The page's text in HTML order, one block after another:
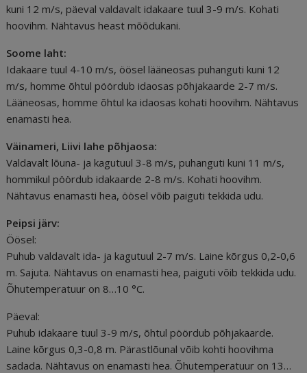
kuni 12 m/s, päeval valdavalt idakaare tuul 3-9 m/s. Kohati
hoovihm. Nähtavus heast mõõdukani.
Soome laht:
Idakaare tuul 4-10 m/s, öösel lääneosas puhanguti kuni 12
m/s, homme õhtul pöördub idaosas põhjakaarde 2-7 m/s.
Lääneosas, homme õhtul ka idaosas kohati hoovihm. Nähtavus
enamasti hea.
Väinameri, Liivi lahe põhjaosa:
Valdavalt lõuna- ja kagutuul 3-8 m/s, puhanguti kuni 11 m/s,
hommikul pöördub idakaarde 2-8 m/s. Kohati hoovihm.
Nähtavus enamasti hea, öösel võib paiguti tekkida udu.
Peipsi järv:
Öösel:
Puhub valdavalt ida- ja kagutuul 2-7 m/s. Laine kõrgus 0,2-0,6
m. Sajuta. Nähtavus on enamasti hea, paiguti võib tekkida udu.
Õhutemperatuur on 8…10 °C.
Päeval:
Puhub idakaare tuul 3-9 m/s, õhtul pöördub põhjakaarde.
Laine kõrgus 0,3-0,8 m. Pärastlõunal võib kohti hoovihma
sadada. Nähtavus on enamasti hea. Õhutemperatuur on 13…